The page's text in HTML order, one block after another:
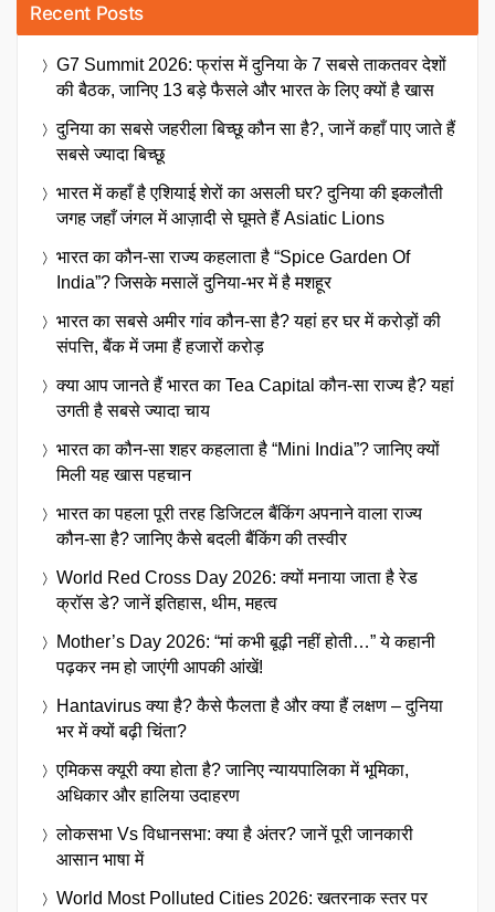
Recent Posts
G7 Summit 2026: फ्रांस में दुनिया के 7 सबसे ताकतवर देशों
की बैठक, जानिए 13 बड़े फैसले और भारत के लिए क्यों है खास
दुनिया का सबसे जहरीला बिच्छू कौन सा है?, जानें कहाँ पाए जाते हैं
सबसे ज्यादा बिच्छू
भारत में कहाँ है एशियाई शेरों का असली घर? दुनिया की इकलौती
जगह जहाँ जंगल में आज़ादी से घूमते हैं Asiatic Lions
भारत का कौन-सा राज्य कहलाता है “Spice Garden Of
India”? जिसके मसालें दुनिया-भर में है मशहूर
भारत का सबसे अमीर गांव कौन-सा है? यहां हर घर में करोड़ों की
संपत्ति, बैंक में जमा हैं हजारों करोड़
क्या आप जानते हैं भारत का Tea Capital कौन-सा राज्य है? यहां
उगती है सबसे ज्यादा चाय
भारत का कौन-सा शहर कहलाता है “Mini India”? जानिए क्यों
मिली यह खास पहचान
भारत का पहला पूरी तरह डिजिटल बैंकिंग अपनाने वाला राज्य
कौन-सा है? जानिए कैसे बदली बैंकिंग की तस्वीर
World Red Cross Day 2026: क्यों मनाया जाता है रेड
क्रॉस डे? जानें इतिहास, थीम, महत्व
Mother’s Day 2026: “मां कभी बूढ़ी नहीं होती…” ये कहानी
पढ़कर नम हो जाएंगी आपकी आंखें!
Hantavirus क्या है? कैसे फैलता है और क्या हैं लक्षण – दुनिया
भर में क्यों बढ़ी चिंता?
एमिकस क्यूरी क्या होता है? जानिए न्यायपालिका में भूमिका,
अधिकार और हालिया उदाहरण
लोकसभा Vs विधानसभा: क्या है अंतर? जानें पूरी जानकारी
आसान भाषा में
World Most Polluted Cities 2026: खतरनाक स्तर पर